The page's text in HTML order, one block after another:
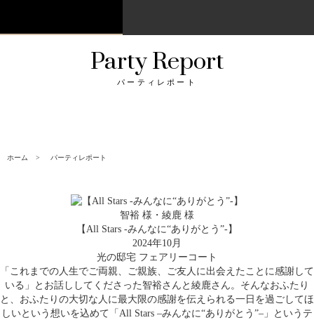
Party Report
パーティレポート
ホーム パーティレポート
智裕 様・綾鹿 様
【All Stars -みんなに“ありがとう”-】
2024年10月
光の邸宅 フェアリーコート
「これまでの人生でご両親、ご親族、ご友人に出会えたことに感謝して
いる」とお話ししてくださった智裕さんと綾鹿さん。そんなおふたり
と、おふたりの大切な人に最大限の感謝を伝えられる一日を過ごしてほ
しいという想いを込めて「 All Stars –みんなに“ありがとう”– 」というテ